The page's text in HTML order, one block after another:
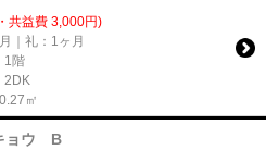
共益費 3,000円)
｜礼：1ヶ月
1階
2DK
㎡
ョウ B